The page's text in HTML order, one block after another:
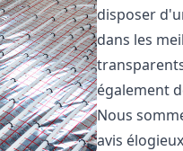
disposer
dans les
également
Nous
avis